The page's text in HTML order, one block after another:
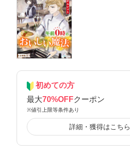
初めての方
最大70%OFFクーポン
※値引上限等条件あり
詳細・獲得はこちら